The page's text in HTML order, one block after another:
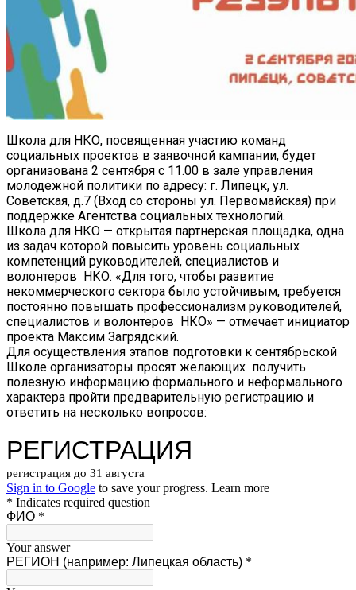
Школа для НКО, посвященная участию команд
социальных проектов​ в​ заявочной кампании, будет
организована​ 2 сентября с 11.00​ в зале управления
молодежной политики по адресу: г. Липецк, ул.
Советская, д.7 (Вход со стороны ул. Первомайская) при
поддержке Агентства социальных технологий.
Школа для НКО —​ открытая партнерская площадка, одна
из задач которой повысить уровень социальных
компетенций​ руководителей, специалистов и
волонтеров​ ​ НКО. «Для того, чтобы развитие
некоммерческого сектора было устойчивым, требуется
постоянно повышать профессионализм руководителей,
специалистов и волонтеров​ ​ НКО» —​ отмечает инициатор
проекта Максим Загрядский.
Для осуществления этапов​ подготовки к сентябрьской​
Школе организаторы просят желающих​ ​ получить
полезную информацию формального и неформального
характера пройти предварительную регистрацию и
ответить на несколько вопросов: